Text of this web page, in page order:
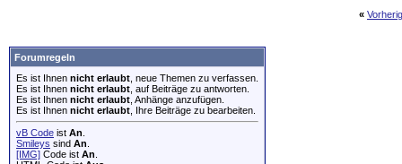
«
Forumregeln
Es ist Ihnen nicht erlaubt , neue Themen zu verfassen.
Es ist Ihnen nicht erlaubt , auf Beiträge zu antworten.
Es ist Ihnen nicht erlaubt , Anhänge anzufügen.
Es ist Ihnen nicht erlaubt , Ihre Beiträge zu bearbeiten.
vB Code ist An
Smileys sind An
[IMG] Code ist An